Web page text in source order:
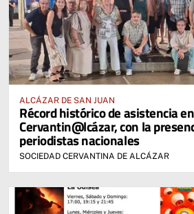
ALCÁZAR DE SAN JUAN
Récord histórico de asistencia
Cervantin@lcázar, con la
periodistas nacionales
SOCIEDAD CERVANTINA DE ALCÁZAR